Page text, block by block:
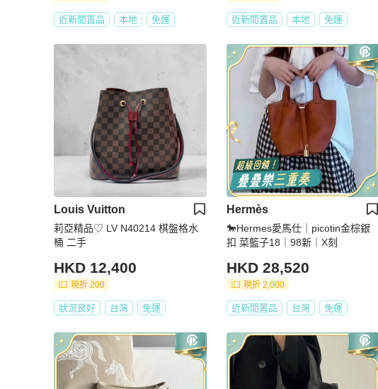
近新閒置品 本地 免運 近新閒置品 本地 免運
Louis Vuitton
莉亞精品♡ LV N40214 棋盤格水
桶 二手
HKD 12,400
現折 200
狀況良好 台灣 免運
Hermès
🐎Hermes愛馬仕｜picotin金棕銀
扣 菜籃子18｜98新｜X刻
HKD 28,520
現折 2,000
近新閒置品 台灣 免運